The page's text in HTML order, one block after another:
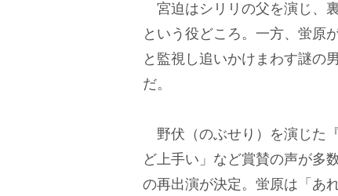
宮迫はシリリの父を演じ、
という役どころ。一方、蛍原
と監視し追いかけまわす謎の
だ。
野伏（のぶせり）を演じた
ど上手い」など賞賛の声が多
の再出演が決定。蛍原は「あ